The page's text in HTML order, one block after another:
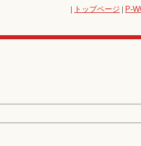
| トップページ | P-